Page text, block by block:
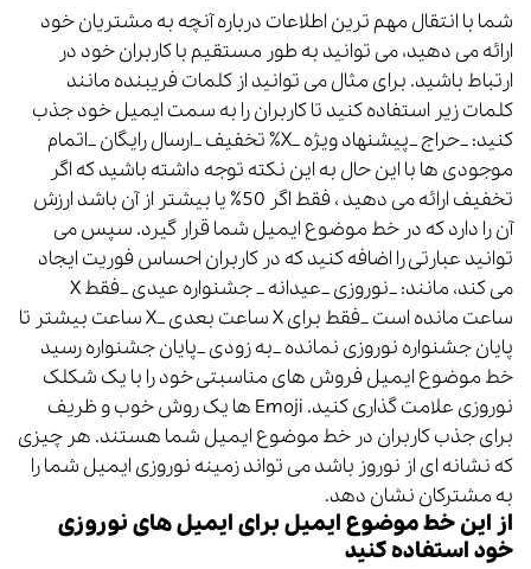
شما با انتقال مهم ترین اطلاعات درباره آنچه به مشتریان خود
ارائه می دهید، می توانید به طور مستقیم با کاربران خود در
ارتباط باشید. برای مثال می توانید از کلمات فریبنده مانند
کلمات زیر استفاده کنید تا کاربران را به سمت ایمیل خود جذب
کنید: _حراج _پیشنهاد ویژه _X٪ تخفیف _ارسال رایگان _اتمام
موجودی ها با این حال به این نکته توجه داشته باشید که اگر
تخفیف ارائه می دهید ، فقط اگر 50٪ یا بیشتر از آن باشد ارزش
آن را دارد که در خط موضوع ایمیل شما قرار گیرد. سپس می
توانید عبارتی را اضافه کنید که در کاربران احساس فوریت ایجاد
می کند، مانند: _نوروزی _عیدانه _ جشنواره عیدی _فقط X
ساعت مانده است _فقط برای X ساعت بعدی _X ساعت بیشتر تا
پایان جشنواره نوروزی نمانده _به زودی _پایان جشنواره رسید
خط موضوع ایمیل فروش های مناسبتی خود را با یک شکلک
نوروزی علامت گذاری کنید. Emoji ها یک روش خوب و ظریف
برای جذب کاربران در خط موضوع ایمیل شما هستند. هر چیزی
که نشانه ای از نوروز باشد می تواند زمینه نوروزی ایمیل شما را
به مشترکان نشان دهد.
از این خط موضوع ایمیل برای ایمیل های نوروزی
خود استفاده کنید